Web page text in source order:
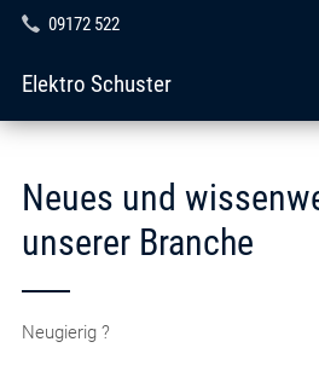
09172 522
Elektro Schuster
Neues und
unserer Branche
Neugierig ?